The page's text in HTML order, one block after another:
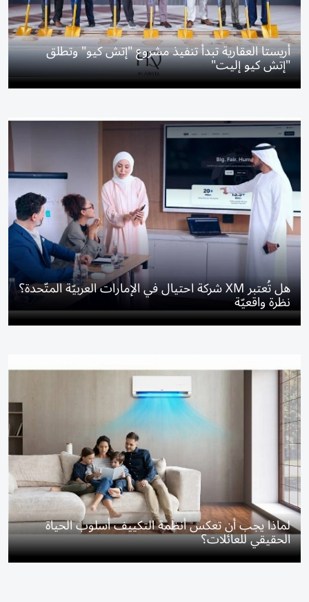
أريستا العقارية تبدأ تنفيذ مشروع "إتش كيو" وتطلق
"إتش كيو إليت"
هل تُعتبر XM شركة احتيال في الإمارات العربيّة المتّحدة؟
نظرة واقعيّة
لماذا يجب أن تعكس أنظمة التكييف أسلوب الحياة
الحقيقي للعائلات؟